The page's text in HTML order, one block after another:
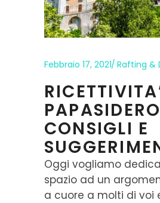
Febbraio 17, 2021 Rafting &
CONSIGLI E
Oggi vogliamo
spazio ad un
a cuore a molti di voi